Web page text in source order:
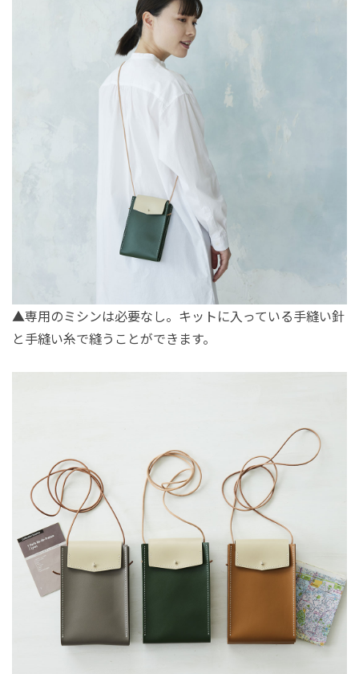
▲専用のミシンは必要なし。キットに入っている手縫い針
と手縫い糸で縫うことができます。